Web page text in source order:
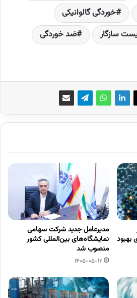
خوردگی گالوانیکی
سازگار
ضد خوردگی
بهبود
مدیرعامل جدید شرکت سهامی
نمایشگاه‌های بین‌المللی کشور
منصوب شد
1405-05-12